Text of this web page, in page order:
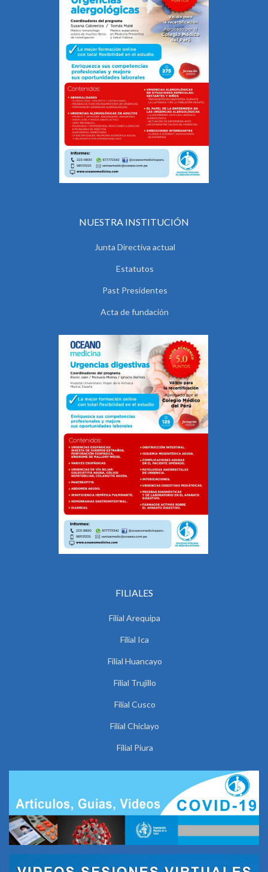
NUESTRA INSTITUCIÓN
Junta Directiva actual
Estatutos
Past Presidentes
Acta de fundación
FILIALES
Filial Arequipa
Filial Ica
Filial Huancayo
Filial Trujillo
Filial Cusco
Filial Chiclayo
Filial Piura